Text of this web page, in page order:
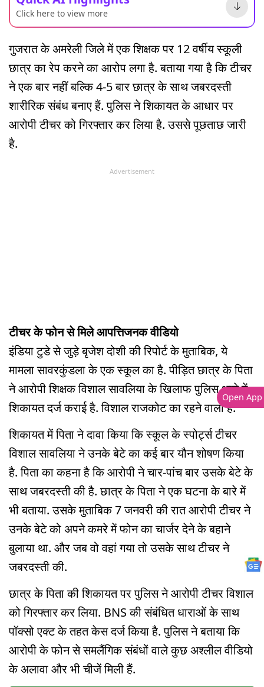
Click here to view more
गुजरात के अमरेली जिले में एक शिक्षक पर 12 वर्षीय स्कूली
छात्र का रेप करने का आरोप लगा है. बताया गया है कि टीचर
ने एक बार नहीं बल्कि 4-5 बार छात्र के साथ जबरदस्ती
शारीरिक संबंध बनाए हैं. पुलिस ने शिकायत के आधार पर
आरोपी टीचर को गिरफ्तार कर लिया है. उससे पूछताछ जारी
है.
Advertisement
टीचर के फोन से मिले आपत्तिजनक वीडियो
इंडिया टुडे से जुड़े बृजेश दोशी की रिपोर्ट के मुताबिक, ये
मामला सावरकुंडला के एक स्कूल का है. पीड़ित छात्र के पिता
ने आरोपी शिक्षक विशाल सावलिया के खिलाफ पुलिस थाने में
शिकायत दर्ज कराई है. विशाल राजकोट का रहने वाला है.
शिकायत में पिता ने दावा किया कि स्कूल के स्पोर्ट्स टीचर
विशाल सावलिया ने उनके बेटे का कई बार यौन शोषण किया
है. पिता का कहना है कि आरोपी ने चार-पांच बार उसके बेटे के
साथ जबरदस्ती की है. छात्र के पिता ने एक घटना के बारे में
भी बताया. उसके मुताबिक 7 जनवरी की रात आरोपी टीचर ने
उनके बेटे को अपने कमरे में फोन का चार्जर देने के बहाने
बुलाया था. और जब वो वहां गया तो उसके साथ टीचर ने
जबरदस्ती की.
छात्र के पिता की शिकायत पर पुलिस ने आरोपी टीचर विशाल
को गिरफ्तार कर लिया. BNS की संबंधित धाराओं के साथ
पॉक्सो एक्ट के तहत केस दर्ज किया है. पुलिस ने बताया कि
आरोपी के फोन से समलैंगिक संबंधों वाले कुछ अश्लील वीडियो
के अलावा और भी चीजें मिली हैं.
Open App